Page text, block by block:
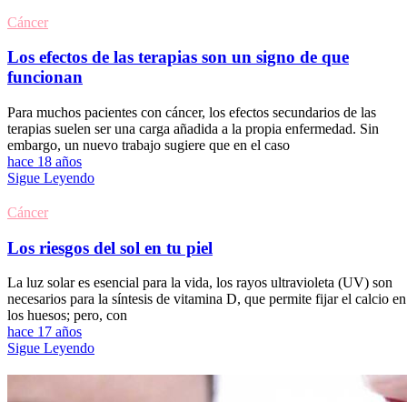
Cáncer
Los efectos de las terapias son un signo de que
funcionan
Para muchos pacientes con cáncer, los efectos secundarios de las
terapias suelen ser una carga añadida a la propia enfermedad. Sin
embargo, un nuevo trabajo sugiere que en el caso
hace 18 años
Sigue Leyendo
Cáncer
Los riesgos del sol en tu piel
La luz solar es esencial para la vida, los rayos ultravioleta (UV) son
necesarios para la síntesis de vitamina D, que permite fijar el calcio en
los huesos; pero, con
hace 17 años
Sigue Leyendo